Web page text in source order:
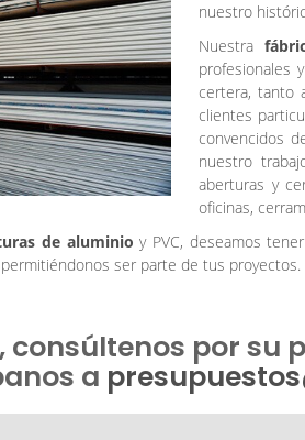
nuestro
Nuestra
profesionales
certera, tanto
clientes
convencidos
nuestro
aberturas y
oficinas,
de aluminioy PVC, deseamos
ser parte de tus proyectos.
consúltenos por
a